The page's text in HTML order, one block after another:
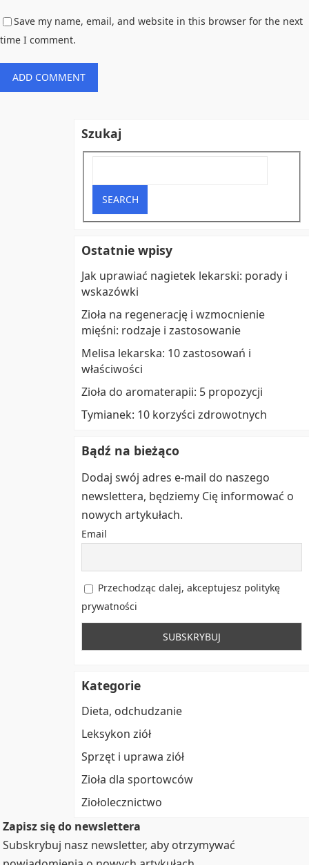
Save my name, email, and website in this browser for the next
time I comment.
Szukaj
Ostatnie wpisy
Jak uprawiać nagietek lekarski: porady i
wskazówki
Zioła na regenerację i wzmocnienie
mięśni: rodzaje i zastosowanie
Melisa lekarska: 10 zastosowań i
właściwości
Zioła do aromaterapii: 5 propozycji
Tymianek: 10 korzyści zdrowotnych
Bądź na bieżąco
Dodaj swój adres e-mail do naszego
newslettera, będziemy Cię informować o
nowych artykułach.
Email
Przechodząc dalej, akceptujesz politykę
prywatności
Kategorie
Dieta, odchudzanie
Leksykon ziół
Sprzęt i uprawa ziół
Zioła dla sportowców
Ziołolecznictwo
Zapisz się do newslettera
Subskrybuj nasz newsletter, aby otrzymywać